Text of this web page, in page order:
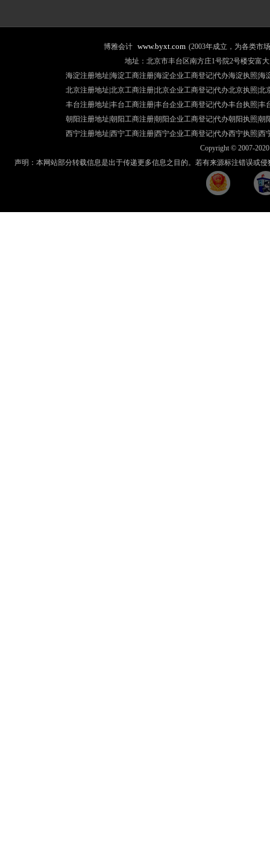
博雅会计 www.byxt.com (2003年成立，为各类市
地址：北京市丰台区南方庄1号院2号楼安富大
海淀注册地址|海淀工商注册|海淀企业工商登记|代办海淀执照| 海
北京注册地址 |北京工商注册|北京企业工商登记代办北京执照 北
丰台注册地址 |丰台工商注册|丰台企业工商登记代办丰台执照 丰
朝阳注册地址 |朝阳工商注册|朝阳企业工商登记代办朝阳执照 朝
西宁注册地址 |西宁工商注册|西宁企业工商登记代办西宁执照 西
Copyright © 2007-
声明：本网站部分转载信息是出于传递更多信息之目的。若有来源标注错误或